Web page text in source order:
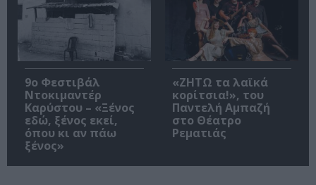
9ο Φεστιβάλ
Ντοκιμαντέρ
Καρύστου – «Ξένος
εδώ, ξένος εκεί,
όπου κι αν πάω
ξένος»
«ΖΗΤΩ τα λαϊκά
κορίτσια!», του
Παντελή Αμπαζή
στο Θέατρο
Ρεματιάς